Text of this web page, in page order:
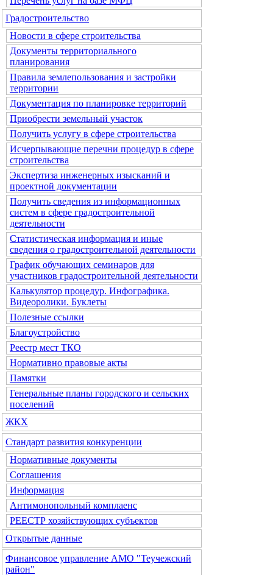
Градостроительство
Новости в сфере строительства
Документы территориального
планирования
Правила землепользования и застройки
территории
Документация по планировке территорий
Приобрести земельный участок
Получить услугу в сфере строительства
Исчерпывающие перечни процедур в сфере
строительства
Экспертиза инженерных изысканий и
проектной документации
Получить сведения из информационных
систем в сфере градостроительной
деятельности
Статистическая информация и иные
сведения о градостроительной деятельности
График обучающих семинаров для
участников градостроительной деятельности
Калькулятор процедур. Инфографика.
Видеоролики. Буклеты
Полезные ссылки
Благоустройство
Реестр мест ТКО
Нормативно правовые акты
Памятки
Генеральные планы городского и сельских
поселений
ЖКХ
Стандарт развития конкуренции
Нормативные документы
Соглашения
Информация
Антимонопольный комплаенс
РЕЕСТР хозяйствующих субъектов
Открытые данные
Финансовое управление АМО "Теучежский
район"